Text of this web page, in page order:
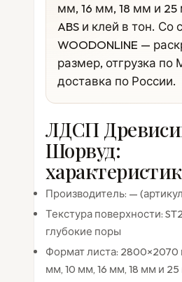
мм, 16 мм, 18 мм и
ABS и клей в тон. Со
WOODONLINE —
размер, отгрузка по
доставка по России.
ЛДСП
Шорвуд:
Производитель: —
Текстура поверхности:
глубокие поры
Формат листа:
мм, 10 мм, 16 мм, 18 мм и